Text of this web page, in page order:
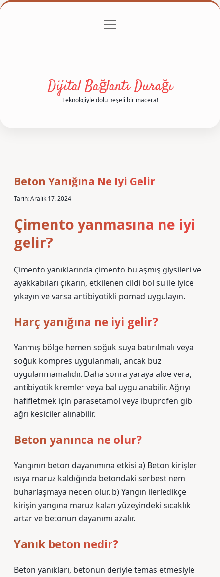
Gizlilik Politikası
menüyü
Dijital Bağlantı Durağı
Teknolojiyle dolu neşeli bir macera!
Beton Yanığına Ne Iyi Gelir
Tarih: Aralık 17, 2024
Çimento yanmasına ne iyi
gelir?
Çimento yanıklarında çimento bulaşmış giysileri ve
ayakkabıları çıkarın, etkilenen cildi bol su ile iyice
yıkayın ve varsa antibiyotikli pomad uygulayın.
Harç yanığına ne iyi gelir?
Yanmış bölge hemen soğuk suya batırılmalı veya
soğuk kompres uygulanmalı, ancak buz
uygulanmamalıdır. Daha sonra yaraya aloe vera,
antibiyotik kremler veya bal uygulanabilir. Ağrıyı
hafifletmek için parasetamol veya ibuprofen gibi
ağrı kesiciler alınabilir.
Beton yanınca ne olur?
Yangının beton dayanımına etkisi a) Beton kirişler
ısıya maruz kaldığında betondaki serbest nem
buharlaşmaya neden olur. b) Yangın ilerledikçe
kirişin yangına maruz kalan yüzeyindeki sıcaklık
artar ve betonun dayanımı azalır.
Yanık beton nedir?
Beton yanıkları, betonun deriyle temas etmesiyle